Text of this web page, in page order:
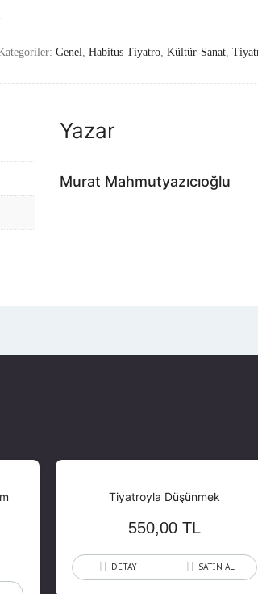
Genel, Habitus Tiyatro, Kültür-Sanat,
Yazar
Murat Mahmutyazıcıoğlu
Tiyatroyla Düşünmek
550,00 TL
DETAY SATIN AL